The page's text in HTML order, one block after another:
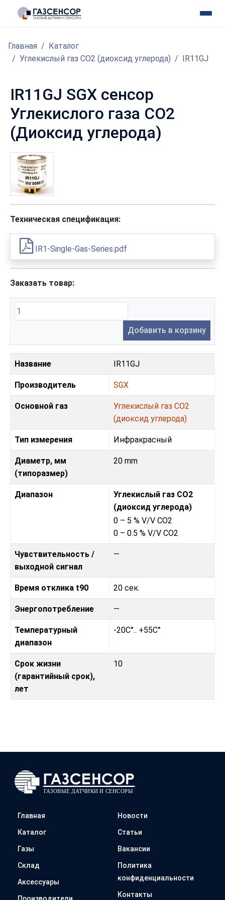
Главная
Каталог
Углекислый газ CO2 (диоксид углерода)
IR11GJ
IR11GJ SGX сенсор
Углекислого газа CO2
(Диоксид углерода)
Техническая спецификация:
IR1-Single-Gas-Series.pdf
Заказать товар:
Добавить в корзину
Название IR11GJ
Производитель SGX
Основной газ
Углекислый газ CO2
(диоксид углерода)
Тип измерения Инфракрасный
Диаметр, мм
(типоразмер)
20 mm
Диапазон
Углекислый газ CO2
(диоксид углерода)
0 – 5 % V/V CO2
0 – 0.5 % V/V CO2
Чувствительность /
выходной сигнал
—
Время отклика t90 20 сек.
Энергопотребление —
Температурный
диапазон
-20C°.. +55C°
Срок жизни
(гарантийный срок),
лет
10
Главная
Каталог
Газы
Склад
Аксессуары
Новости
Статьи
Вакансии
Политика
конфиденциальности
Контакты